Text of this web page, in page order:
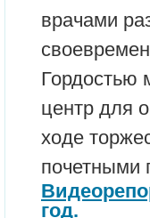
врачами
Гордостью
центр для
ходе
почетными
год.